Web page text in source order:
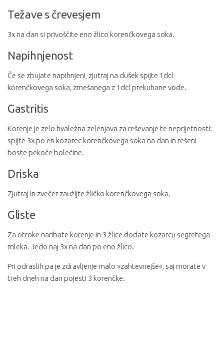
Težave s črevesjem
3x na dan si privoščite eno žlico korenčkovega soka.
Napihnjenost
Če se zbujate napihnjeni, zjutraj na dušek spijte 1dcl
korenčkovega soka, zmešanega z 1dcl prekuhane vode.
Gastritis
Korenje je zelo hvaležna zelenjava za reševanje te neprijetnosti:
spijte 3x po en kozarec korenčkovega soka na dan in rešeni
boste pekoče bolečine.
Driska
Zjutraj in zvečer zaužijte žličko korenčkovega soka.
Gliste
Za otroke naribate korenje in 3 žlice dodate kozarcu segretega
mleka. Jedo naj 3x na dan po eno žlico.
Pri odraslih pa je zdravljenje malo »zahtevnejše«, saj morate v
treh dneh na dan pojesti 3 korenčke.